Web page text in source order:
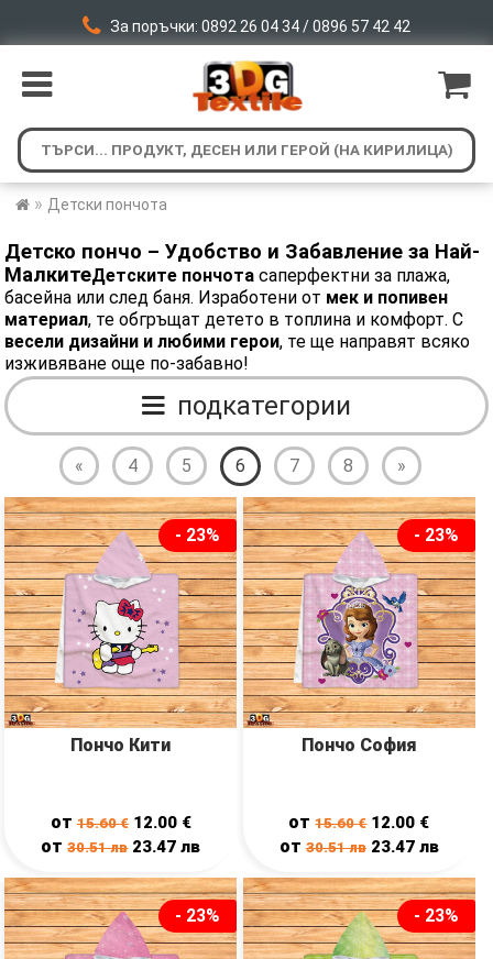
За поръчки: 0892 26 04 34 / 0896 57 42 42
» Детски пончота
Детско пончо – Удобство и Забавление за Най-
МалкитеДетските пончота саперфектни за плажа,
басейна или след баня. Изработени от мек и попивен
материал, те обгръщат детето в топлина и комфорт. С
весели дизайни и любими герои, те ще направят всяко
изживяване още по-забавно!
подкатегории
« 4 5 6 7 8 »
- 23%
Пончо Кити
от15.60€ 12.00 €
от30.51лв 23.47лв
- 23%
Пончо София
от15.60€ 12.00 €
от 30.51лв 23.47 лв
- 23% - 23%